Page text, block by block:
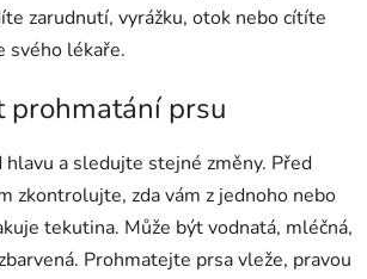
zarudnutí, vyrážku, otok nebo cítíte
svého lékaře.
prohmatání prsu
hlavu a sledujte stejné změny. Před
zkontrolujte, zda vám z jednoho nebo
tekutina. Může být vodnatá, mléčná,
Prohmatejte prsa vleže, pravou